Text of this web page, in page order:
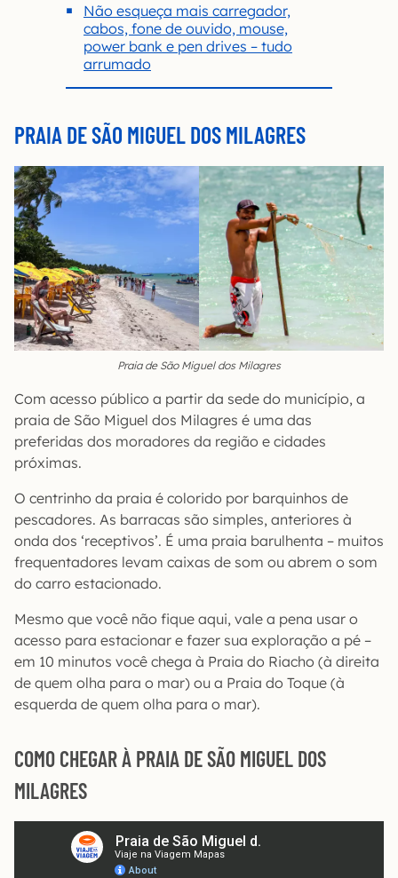
Não esqueça mais carregador,
cabos, fone de ouvido, mouse,
power bank e pen drives – tudo
arrumado
PRAIA DE SÃO MIGUEL DOS MILAGRES
Praia de São Miguel dos Milagres
Com acesso público a partir da sede do município, a
praia de São Miguel dos Milagres é uma das
preferidas dos moradores da região e cidades
próximas.
O centrinho da praia é colorido por barquinhos de
pescadores. As barracas são simples, anteriores à
onda dos ‘receptivos’. É uma praia barulhenta – muitos
frequentadores levam caixas de som ou abrem o som
do carro estacionado.
Mesmo que você não fique aqui, vale a pena usar o
acesso para estacionar e fazer sua exploração a pé –
em 10 minutos você chega à Praia do Riacho (à direita
de quem olha para o mar) ou a Praia do Toque (à
esquerda de quem olha para o mar).
COMO CHEGAR À PRAIA DE SÃO MIGUEL DOS
MILAGRES